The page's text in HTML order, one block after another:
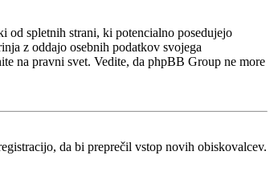
od spletnih strani, ki potencialno posedujejo
z oddajo osebnih podatkov svojega
na pravni svet. Vedite, da phpBB Group ne more
da bi preprečil vstop novih obiskovalcev.